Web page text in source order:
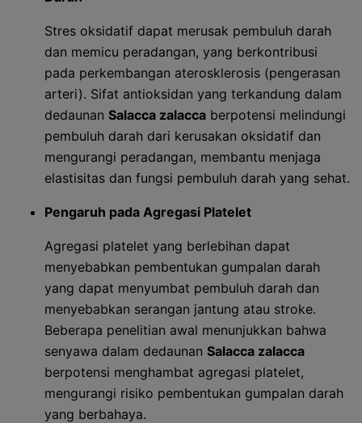
Stres oksidatif dapat merusak pembuluh darah
dan memicu peradangan, yang berkontribusi
pada perkembangan aterosklerosis (pengerasan
arteri). Sifat antioksidan yang terkandung dalam
dedaunan Salacca zalacca berpotensi melindungi
pembuluh darah dari kerusakan oksidatif dan
mengurangi peradangan, membantu menjaga
elastisitas dan fungsi pembuluh darah yang sehat.
Pengaruh pada Agregasi Platelet
Agregasi platelet yang berlebihan dapat
menyebabkan pembentukan gumpalan darah
yang dapat menyumbat pembuluh darah dan
menyebabkan serangan jantung atau stroke.
Beberapa penelitian awal menunjukkan bahwa
senyawa dalam dedaunan Salacca zalacca
berpotensi menghambat agregasi platelet,
mengurangi risiko pembentukan gumpalan darah
yang berbahaya.